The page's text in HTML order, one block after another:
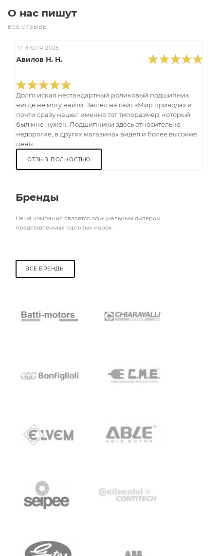
О нас пишут
ВСЕ ОТЗЫВЫ
17 ИЮЛЯ 2025
Авилов Н. Н.
Долго искал нестандартный роликовый подшипник,
нигде не могу найти. Зашел на сайт «Мир привода» и
почти сразу нашел именно тот типоразмер, который
был мне нужен. Подшипники здесь относительно
недорогие, в других магазинах видел и более высокие
цены. ...
ОТЗЫВ ПОЛНОСТЬЮ
Бренды
Наша компания является официальным дилером
представленных торговых марок.
ВСЕ БРЕНДЫ